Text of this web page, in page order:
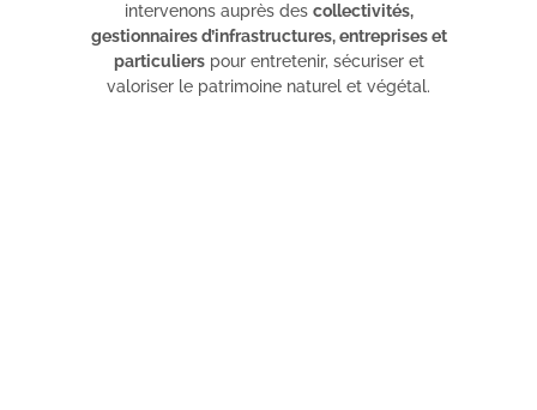
intervenons auprès des collectivités,
gestionnaires d’infrastructures, entreprises et
particulierspour entretenir, sécuriser et
valoriser le patrimoine naturel et végétal.